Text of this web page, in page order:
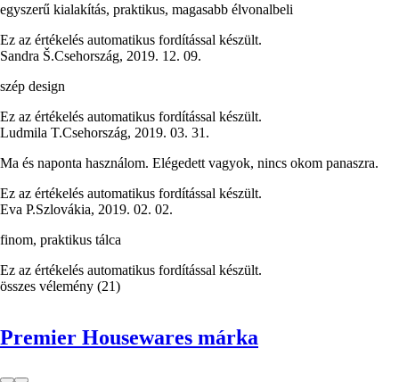
egyszerű kialakítás, praktikus, magasabb élvonalbeli
Ez az értékelés automatikus fordítással készült.
Sandra Š.Csehország, 2019. 12. 09.
szép design
Ez az értékelés automatikus fordítással készült.
Ludmila T.Csehország, 2019. 03. 31.
Ma és naponta használom. Elégedett vagyok, nincs okom panaszra.
Ez az értékelés automatikus fordítással készült.
Eva P.Szlovákia, 2019. 02. 02.
finom, praktikus tálca
Ez az értékelés automatikus fordítással készült.
összes vélemény (21)
Premier Housewares márka